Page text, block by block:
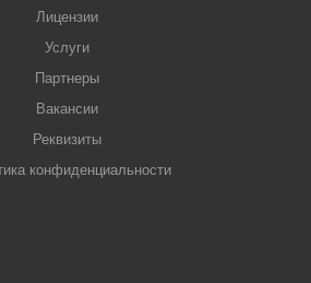
Лицензии
Услуги
Партнеры
Вакансии
Реквизиты
конфиденциальности